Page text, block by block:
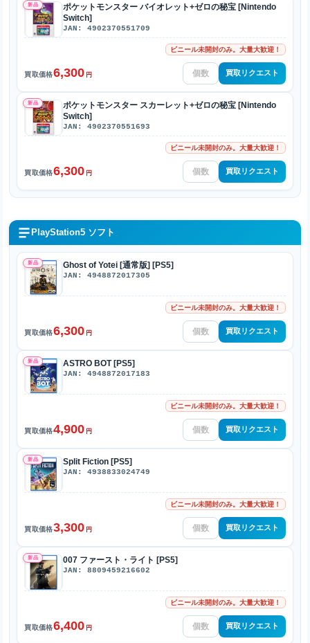
新品
ポケットモンスター バイオレット+ゼロの秘宝 [Nintendo
Switch]
JAN: 4902370551709
ビニール未開封のみ。大量大歓迎！
買取価格6,300 円 買取リクエスト
新品
ポケットモンスター スカーレット+ゼロの秘宝 [Nintendo
Switch]
JAN: 4902370551693
ビニール未開封のみ。大量大歓迎！
買取価格6,300 円 買取リクエスト
PlayStation5 ソフト
新品 Ghost of Yotei [通常版] [PS5]
JAN: 4948872017305
ビニール未開封のみ。大量大歓迎！
買取価格6,300 円 買取リクエスト
新品 ASTRO BOT [PS5]
JAN: 4948872017183
ビニール未開封のみ。大量大歓迎！
買取価格4,900 円 買取リクエスト
新品 Split Fiction [PS5]
JAN: 4938833024749
ビニール未開封のみ。大量大歓迎！
買取価格3,300 円 買取リクエスト
新品 007 ファースト・ライト [PS5]
JAN: 8809459216602
ビニール未開封のみ。大量大歓迎！
買取価格6,400 円 買取リクエスト